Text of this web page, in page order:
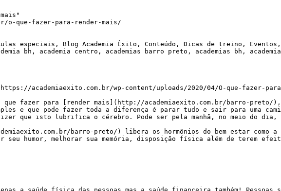
o-que-fazer-para-render-mais/
especiais, Blog Academia Êxito, Conteúdo, Dicas de treino, Eventos,
bh, academia centro, academias barro preto, academias bh,
academiaexito.com.br/wp-content/uploads/2020/04/O-que-fazer-
e que pode fazer toda a diferença é parar tudo e sair para uma
que isto lubrifica o cérebro. Pode ser pela manhã, no meio do
seu humor, melhorar sua memória, disposição física além de terem